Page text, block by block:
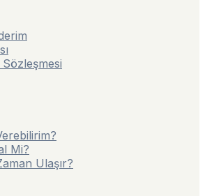
Sözleşmesi
Mi?
Ulaşır?